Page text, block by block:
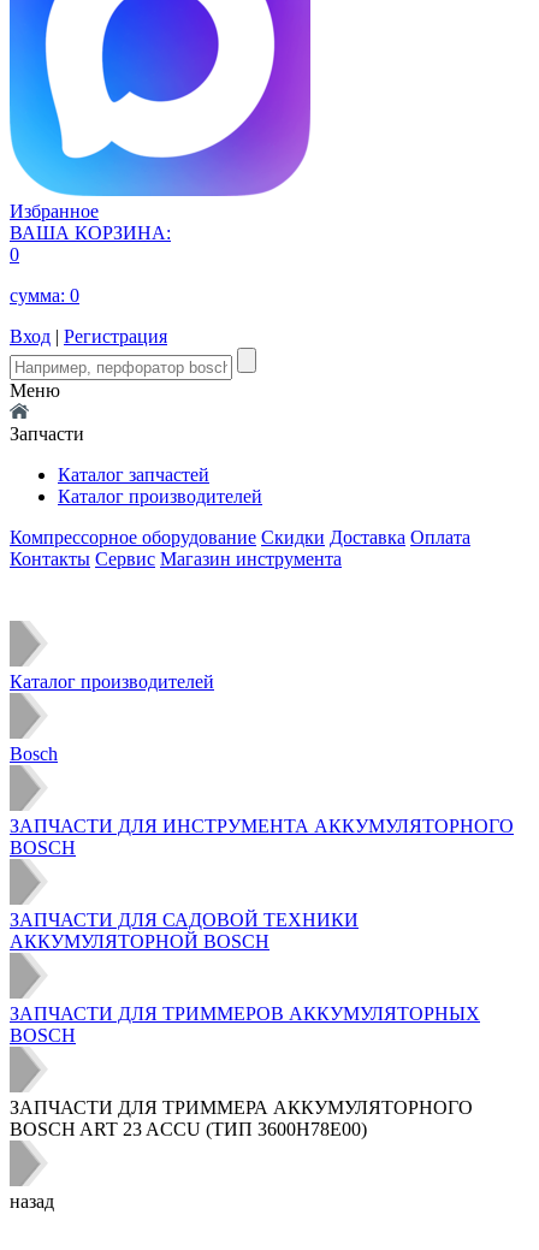
Избранное
ВАША КОРЗИНА:
0
сумма: 0
Вход | Регистрация
Меню
Запчасти
Каталог запчастей
Каталог производителей
Компрессорное оборудование Скидки Доставка Оплата
Контакты Сервис Магазин инструмента
Каталог производителей
Bosch
ЗАПЧАСТИ ДЛЯ ИНСТРУМЕНТА АККУМУЛЯТОРНОГО
BOSCH
ЗАПЧАСТИ ДЛЯ САДОВОЙ ТЕХНИКИ
АККУМУЛЯТОРНОЙ BOSCH
ЗАПЧАСТИ ДЛЯ ТРИММЕРОВ АККУМУЛЯТОРНЫХ
BOSCH
ЗАПЧАСТИ ДЛЯ ТРИММЕРА АККУМУЛЯТОРНОГО
BOSCH ART 23 ACCU (ТИП 3600H78E00)
назад